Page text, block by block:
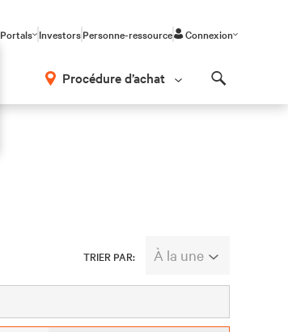
Portals InvestorsPersonne-ressource Connexion
Procédure d’achat
TRIER PAR: À la une